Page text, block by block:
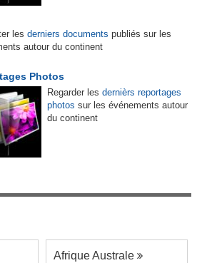
les derniers documents publiés sur les
autour du continent
Photos
Regarder les dernièrs reportages
photos sur les événements autour
du continent
Afrique Australe